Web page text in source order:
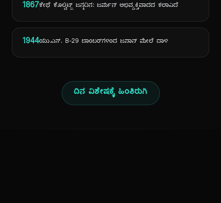
1867ಕೇಥೆ ಕೊಲ್ವಿಟ್ಜ್ ಜನ್ಮದಿನ: ಜರ್ಮನ್ ಅಭಿವ್ಯಕ್ತಿವಾದದ ಕಲಾವಿದೆ
1944ಯು.ಎಸ್. B-29 ಬಾಂಬರ್‌ಗಳಿಂದ ಜಪಾನ್ ಮೇಲೆ ದಾಳಿ
ದಿನ ವಿಶೇಷಕ್ಕೆ ಹಿಂತಿರುಗಿ